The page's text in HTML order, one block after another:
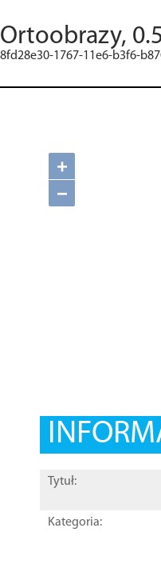
Ortoobrazy,
8fd28e30-1767-11e6-b3f6-
+
−
Tytuł:
Kategoria: